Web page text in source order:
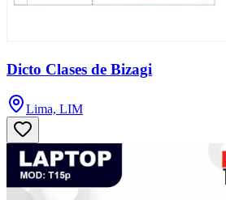
Dicto Clases de Bizagi
Lima, LIM